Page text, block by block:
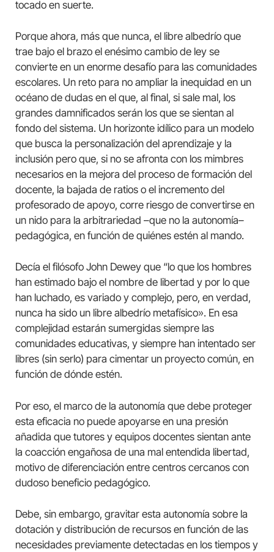
tocado en suerte.
Porque ahora, más que nunca, el libre albedrío que
trae bajo el brazo el enésimo cambio de ley se
convierte en un enorme desafío para las comunidades
escolares. Un reto para no ampliar la inequidad en un
océano de dudas en el que, al final, si sale mal, los
grandes damnificados serán los que se sientan al
fondo del sistema. Un horizonte idílico para un modelo
que busca la personalización del aprendizaje y la
inclusión pero que, si no se afronta con los mimbres
necesarios en la mejora del proceso de formación del
docente, la bajada de ratios o el incremento del
profesorado de apoyo, corre riesgo de convertirse en
un nido para la arbitrariedad –que no la autonomía–
pedagógica, en función de quiénes estén al mando.
Decía el filósofo John Dewey que “lo que los hombres
han estimado bajo el nombre de libertad y por lo que
han luchado, es variado y complejo, pero, en verdad,
nunca ha sido un libre albedrío metafísico». En esa
complejidad estarán sumergidas siempre las
comunidades educativas, y siempre han intentado ser
libres (sin serlo) para cimentar un proyecto común, en
función de dónde estén.
Por eso, el marco de la autonomía que debe proteger
esta eficacia no puede apoyarse en una presión
añadida que tutores y equipos docentes sientan ante
la coacción engañosa de una mal entendida libertad,
motivo de diferenciación entre centros cercanos con
dudoso beneficio pedagógico.
Debe, sin embargo, gravitar esta autonomía sobre la
dotación y distribución de recursos en función de las
necesidades previamente detectadas en los tiempos y